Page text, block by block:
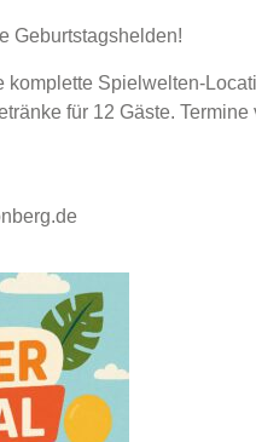
Geburtstagshelden!
Spielwelten-
für 12 Gäste.